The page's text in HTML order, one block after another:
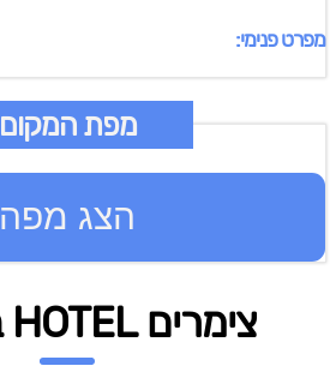
מפרט פנימי:
מפת המקום
הצג מפה
צימרים HOTEL בסביבה